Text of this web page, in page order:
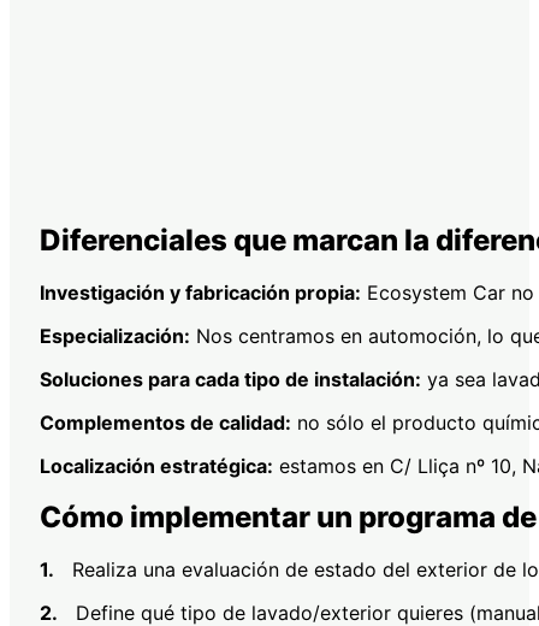
Diferenciales que marcan la
Investigación y fabricación propia: Ecosystem Car
Especialización: Nos centramos en automoción, lo
Soluciones para cada tipo de instalación: ya sea
Complementos de calidad: no sólo el producto
Localización estratégica: estamos en C/ Lliça nº 10,
Cómo implementar un programa
1. Realiza una evaluación de estado del exterior de
2. Define qué tipo de lavado/exterior quieres